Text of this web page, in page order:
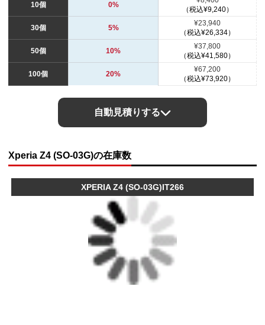
10個 0%
（税込¥9,240）
30個 5%
¥23,940
（税込¥26,334）
50個 10%
¥37,800
（税込¥41,580）
100個 20%
¥67,200
（税込¥73,920）
自動見積りする
Xperia Z4 (SO-03G)の在庫数
XPERIA Z4 (SO-03G)IT266